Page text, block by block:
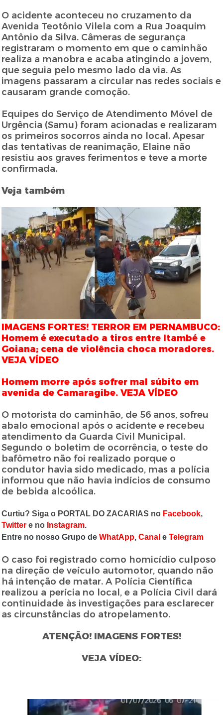
O acidente aconteceu no cruzamento da
Avenida Teotônio Vilela com a Rua Joaquim
Antônio da Silva. Câmeras de segurança
registraram o momento em que o caminhão
realiza a manobra e acaba atingindo a jovem,
que seguia pelo mesmo lado da via. As
imagens passaram a circular nas redes sociais e
causaram grande comoção.
Equipes do Serviço de Atendimento Móvel de
Urgência (Samu) foram acionadas e realizaram
os primeiros socorros ainda no local. Apesar
das tentativas de reanimação, Elaine não
resistiu aos graves ferimentos e teve a morte
confirmada.
Veja também
IMAGENS FORTES! TERROR EM PERNAMBUCO:
Homem é executado a tiros entre Itambé e
Goiana; cena de violência choca moradores.
VEJA VÍDEO
Homem morre após sofrer mal súbito em
avenida de Camaragibe. VEJA VÍDEO
O motorista do caminhão, de 56 anos, sofreu
abalo emocional após o acidente e recebeu
atendimento da Guarda Civil Municipal.
Segundo o boletim de ocorrência, o teste do
bafômetro não foi realizado porque o
condutor havia sido medicado, mas a polícia
informou que não havia indícios de consumo
de bebida alcoólica.
Curtiu? Siga o PORTAL DO ZACARIAS no Facebook,
Twitter e no Instagram.
Entre no nosso Grupo deWhatApp,Canal eTelegram
O caso foi registrado como homicídio culposo
na direção de veículo automotor, quando não
há intenção de matar. A Polícia Científica
realizou a perícia no local, e a Polícia Civil dará
continuidade às investigações para esclarecer
as circunstâncias do atropelamento.
ATENÇÃO! IMAGENS FORTES!
VEJA VÍDEO: